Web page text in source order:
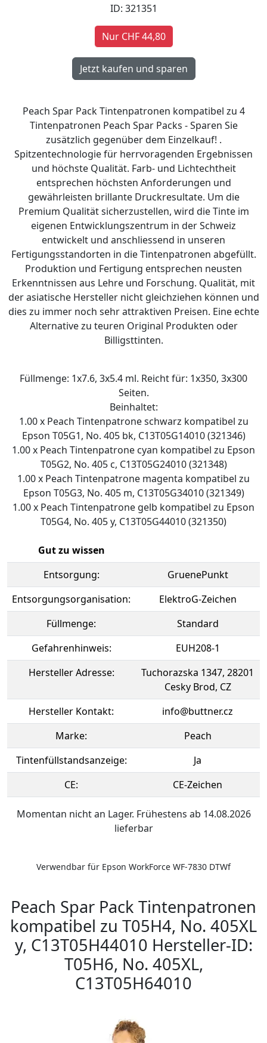
ID: 321351
Nur CHF 44,80
Peach Spar Pack Tintenpatronen kompatibel zu 4
Tintenpatronen Peach Spar Packs - Sparen Sie
zusätzlich gegenüber dem Einzelkauf! .
Spitzentechnologie für herrvoragenden Ergebnissen
und höchste Qualität. Farb- und Lichtechtheit
entsprechen höchsten Anforderungen und
gewährleisten brillante Druckresultate. Um die
Premium Qualität sicherzustellen, wird die Tinte im
eigenen Entwicklungszentrum in der Schweiz
entwickelt und anschliessend in unseren
Fertigungsstandorten in die Tintenpatronen abgefüllt.
Produktion und Fertigung entsprechen neusten
Erkenntnissen aus Lehre und Forschung. Qualität, mit
der asiatische Hersteller nicht gleichziehen können und
dies zu immer noch sehr attraktiven Preisen. Eine echte
Alternative zu teuren Original Produkten oder
Billigsttinten.
Füllmenge: 1x7.6, 3x5.4 ml. Reicht für: 1x350, 3x300
Seiten.
Beinhaltet:
1.00 x Peach Tintenpatrone schwarz kompatibel zu
Epson T05G1, No. 405 bk, C13T05G14010 (321346)
1.00 x Peach Tintenpatrone cyan kompatibel zu Epson
T05G2, No. 405 c, C13T05G24010 (321348)
1.00 x Peach Tintenpatrone magenta kompatibel zu
Epson T05G3, No. 405 m, C13T05G34010 (321349)
1.00 x Peach Tintenpatrone gelb kompatibel zu Epson
T05G4, No. 405 y, C13T05G44010 (321350)
Gut zu wissen
Entsorgung:
GruenePunkt
Entsorgungsorganisation:
ElektroG-Zeichen
Füllmenge:
Standard
Gefahrenhinweis:
EUH208-1
Hersteller Adresse:
Tuchorazska 1347, 28201
Cesky Brod, CZ
Hersteller Kontakt:
info@buttner.cz
Marke:
Peach
Tintenfüllstandsanzeige:
Ja
CE:
CE-Zeichen
Momentan nicht an Lager. Frühestens ab 14.08.2026
lieferbar
Verwendbar für Epson WorkForce WF-7830 DTWf
Peach Spar Pack Tintenpatronen
kompatibel zu T05H4, No. 405XL
y, C13T05H44010 Hersteller-ID:
T05H6, No. 405XL,
C13T05H64010